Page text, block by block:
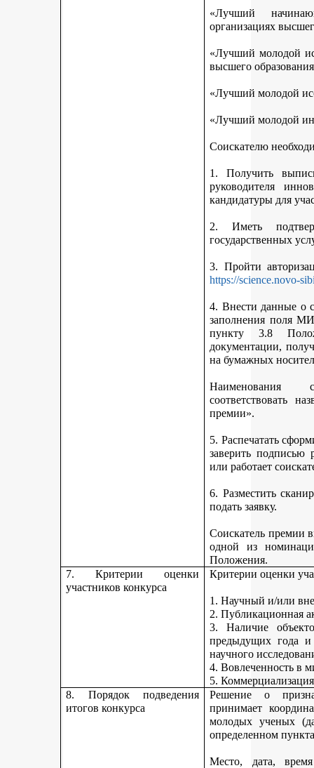
«Лучший
организациях
«Лучший молодой
высшего
«Лучший молодой
«Лучший молодой
Соискателю
1. Получить
руководителя
кандидатуры для
2. Иметь
государственных
3. Пройти
https://science.novo-
4. Внести данные о
заполнения поля
пункту 3.8
документации,
на бумажных
Наименования
соответствовать
премии».
5. Распечатать
заверить подписью
или работает
6. Разместить
подать заявку.
Соискатель премии
одной из
Положения.
7. Критерии оценки
участников конкурса
Критерии оценки
1. Научный и/или
2. Публикационная
3. Наличие
предыдущих года
научного
4. Вовлеченность в
5.
8. Порядок подведения
итогов конкурса
Решение о
принимает
молодых ученых
определенном
Место, дата, время